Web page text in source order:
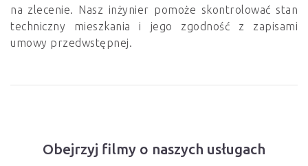
na zlecenie. Nasz inżynier pomoże skontrolować stan
techniczny mieszkania i jego zgodność z zapisami
umowy przedwstępnej.
Obejrzyj filmy o naszych usługach